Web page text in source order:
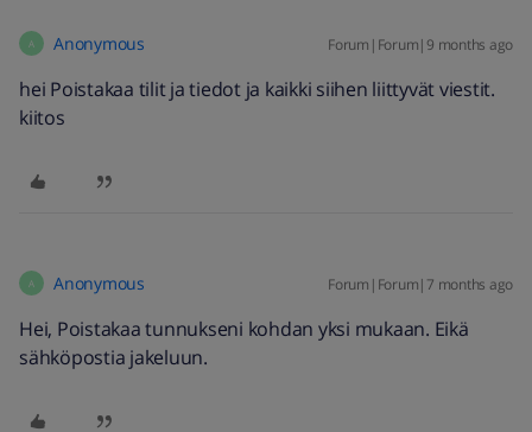
A Anonymous Forum|Forum|9 months ago
hei Poistakaa tilit ja tiedot ja kaikki siihen liittyvät viestit.
kiitos
A Anonymous Forum|Forum|7 months ago
Hei, Poistakaa tunnukseni kohdan yksi mukaan. Eikä
sähköpostia jakeluun.